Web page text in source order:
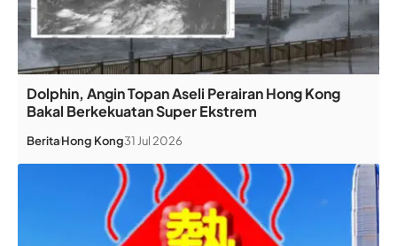
Dolphin, Angin Topan Aseli Perairan Hong Kong
Bakal Berkekuatan Super Ekstrem
BeritaHong Kong31 Jul 2026